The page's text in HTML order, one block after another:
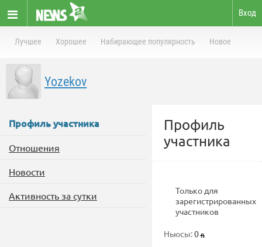
Вход
Лучшее Хорошее Набирающее популярность Новое
Yozekov
Профиль участника
Отношения
Новости
Активность за сутки
Профиль
участника
Только для
зарегистрированных
участников
Ньюсы:0